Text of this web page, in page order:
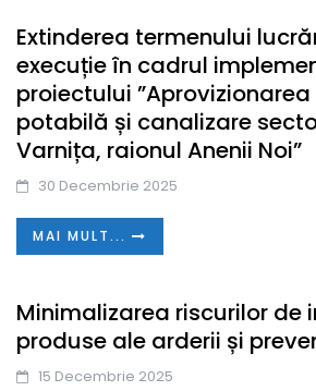
Extinderea termenului
execuție în cadrul
proiectului
potabilă și canalizare
Varnița, raionul Anenii Noi”
30 Decembrie 2025
MAI MULT...
Minimalizarea riscurilor de
produse ale arderii și
15 Decembrie 2025